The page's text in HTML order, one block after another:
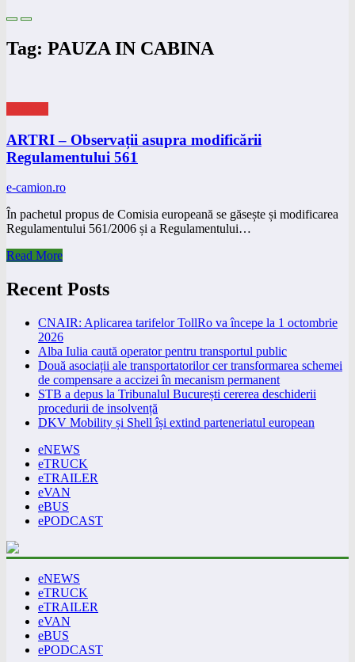
Tag: PAUZA IN CABINA
ARTRI – Observații asupra modificării
Regulamentului 561
e-camion.ro
În pachetul propus de Comisia europeană se găsește și modificarea
Regulamentului 561/2006 și a Regulamentului…
Read More
Recent Posts
CNAIR: Aplicarea tarifelor TollRo va începe la 1 octombrie
2026
Alba Iulia caută operator pentru transportul public
Două asociații ale transportatorilor cer transformarea schemei
de compensare a accizei în mecanism permanent
STB a depus la Tribunalul București cererea deschiderii
procedurii de insolvență
DKV Mobility și Shell își extind parteneriatul european
eNEWS
eTRUCK
eTRAILER
eVAN
eBUS
ePODCAST
eNEWS
eTRUCK
eTRAILER
eVAN
eBUS
ePODCAST